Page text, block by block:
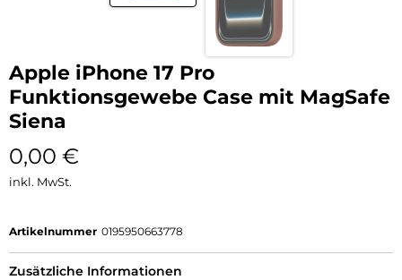
Apple iPhone 17 Pro
Funktionsgewebe Case mit MagSafe
Siena
0,00 €
inkl. MwSt.
Artikelnummer 0195950663778
Zusätzliche Informationen